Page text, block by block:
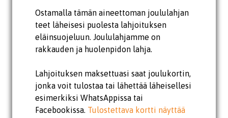
Ostamalla tämän aineettoman joululahjan
teet läheisesi puolesta lahjoituksen
eläinsuojeluun. Joululahjamme on
rakkauden ja huolenpidon lahja.
Lahjoituksen maksettuasi saat joulukortin,
jonka voit tulostaa tai lähettää läheisellesi
esimerkiksi WhatsAppissa tai
Facebookissa. Tulostettava kortti näyttää